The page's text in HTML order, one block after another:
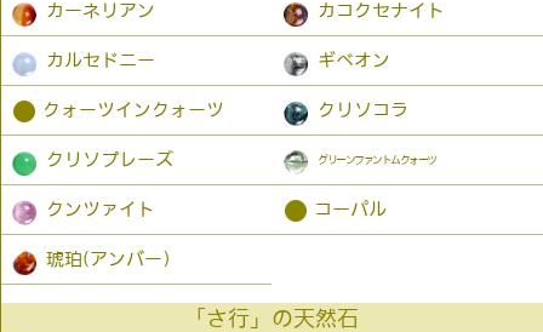
カーネリアン カコクセナイト
カルセドニー ギベオン
● クォーツインクォーツ クリソコラ
クリソプレーズ グリーンファントムクォーツ
クンツァイト ● コーパル
琥珀(アンバー）
「さ行」の天然石